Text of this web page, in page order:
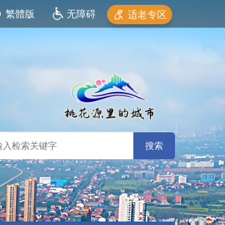
繁體版 无障碍 适老专区